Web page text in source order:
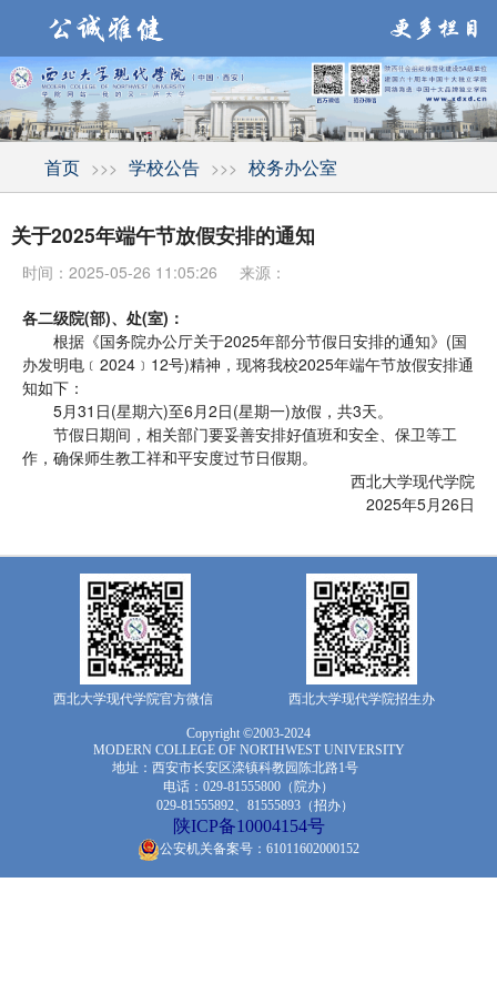
首页 >>> 学校公告 >>> 校务办公室
关于2025年端午节放假安排的通知
时间：2025-05-26 11:05:26 来源：
各二级院(部)、处(室)：
根据《国务院办公厅关于2025年部分节假日安排的通知》(国
办发明电﹝2024﹞12号)精神，现将我校2025年端午节放假安排通
知如下：
5月31日(星期六)至6月2日(星期一)放假，共3天。
节假日期间，相关部门要妥善安排好值班和安全、保卫等工
作，确保师生教工祥和平安度过节日假期。
西北大学现代学院
2025年5月26日
西北大学现代学院官方微信 西北大学现代学院招生办
Copyright ©2003-2024
MODERN COLLEGE OF NORTHWEST UNIVERSITY
地址：西安市长安区滦镇科教园陈北路1号
电话：029-81555800（院办）
029-81555892、81555893（招办）
陕ICP备10004154号
公安机关备案号：61011602000152